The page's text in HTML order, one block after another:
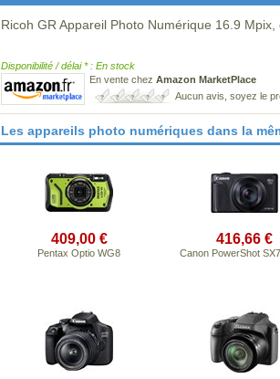
Ricoh GR Appareil Photo Numérique 16.9
Disponibilité / délai * : En stock
En vente chez Amazon MarketPlace
Aucun avis, soyez le
Les appareils photo numériques dans la
409,00 €
Pentax Optio WG8
416,66 €
Canon PowerShot